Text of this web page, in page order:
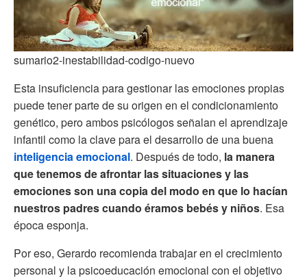
sumario2-inestabilidad-codigo-nuevo
Esta insuficiencia para gestionar las emociones propias
puede tener parte de su origen en el condicionamiento
genético, pero ambos psicólogos señalan el aprendizaje
infantil como la clave para el desarrollo de una buena
inteligencia emocional. Después de todo, la manera
que tenemos de afrontar las situaciones y las
emociones son una copia del modo en que lo hacían
nuestros padres cuando éramos bebés y niños. Esa
época esponja.
Por eso, Gerardo recomienda trabajar en el crecimiento
personal y la psicoeducación emocional con el objetivo